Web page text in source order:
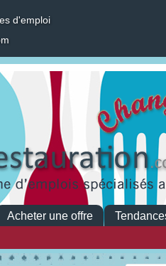
d'emploi
Acheter une offre